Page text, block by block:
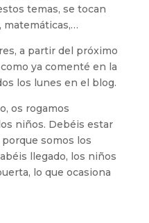
temas, se tocan
matemáticas,…
a partir del próximo
ya comenté en la
los lunes en el blog.
os rogamos
niños. Debéis estar
somos los
llegado, los niños
lo que ocasiona